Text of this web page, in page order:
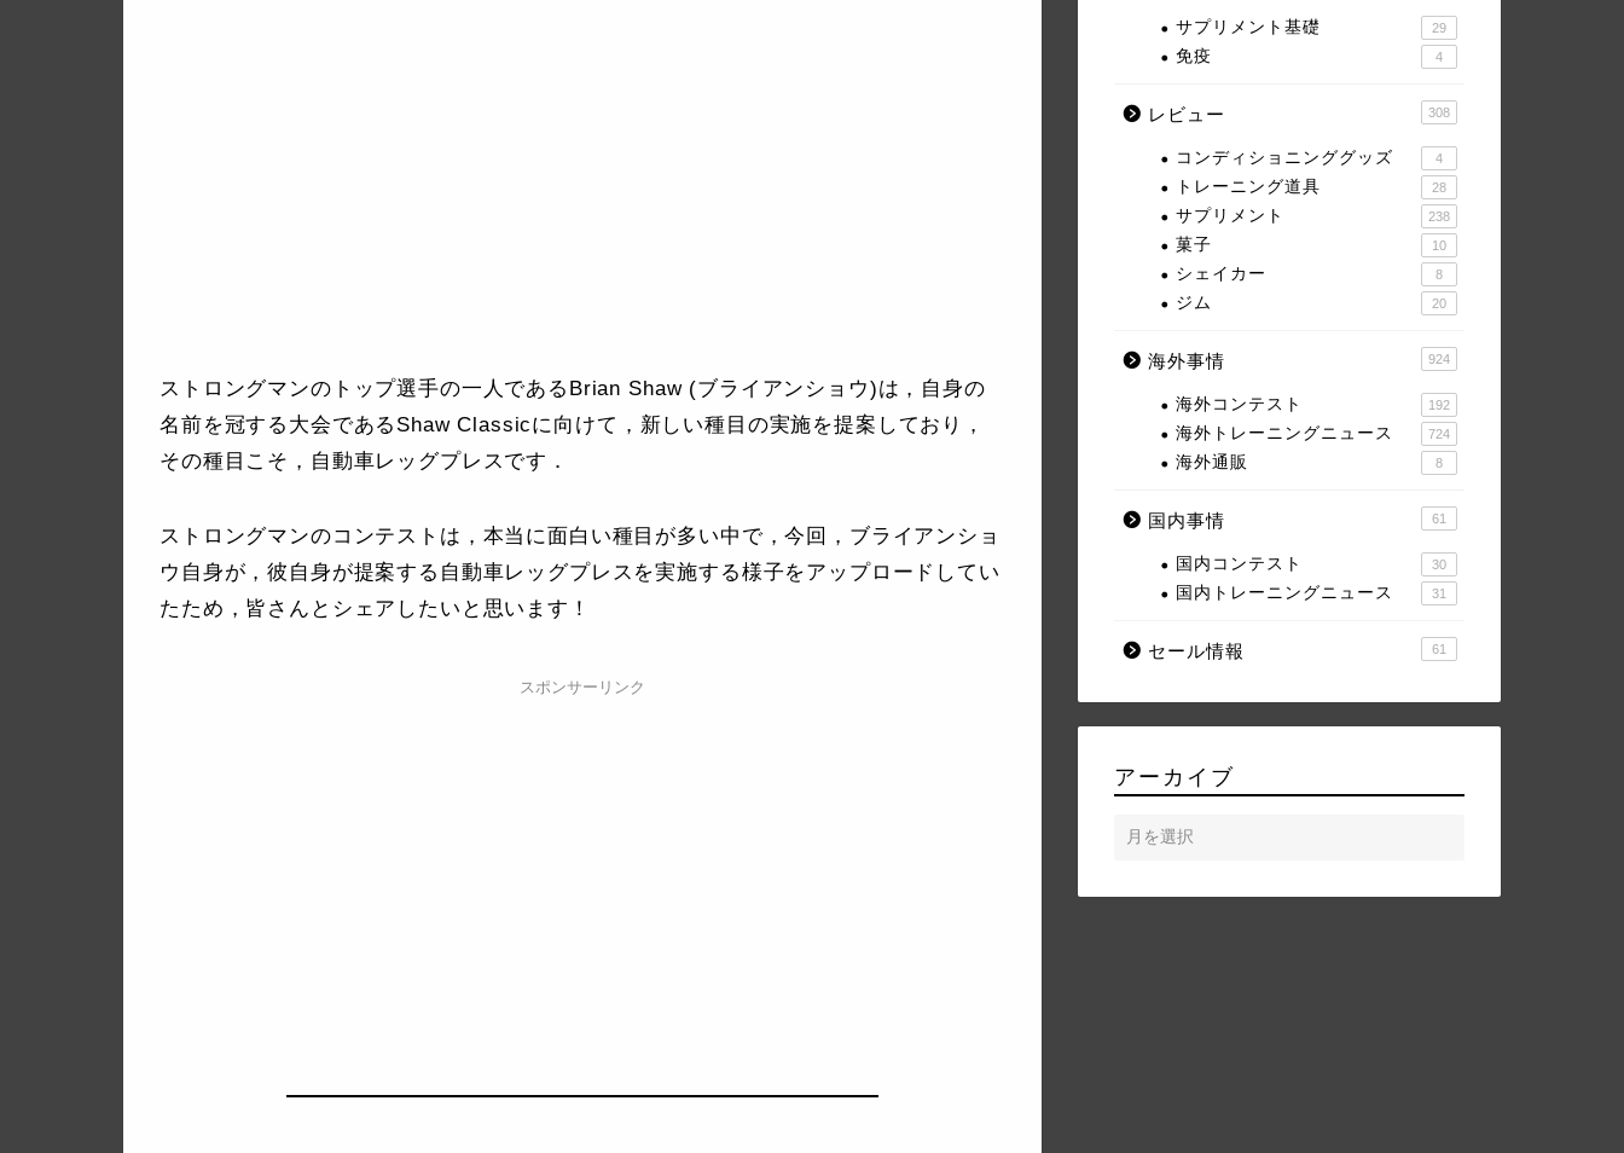
ストロングマンのトップ選手の一人であるBrian Shaw (ブライアンショウ)は，自身の
名前を冠する大会であるShaw Classicに向けて，新しい種目の実施を提案しており，
その種目こそ，自動車レッグプレスです．
ストロングマンのコンテストは，本当に面白い種目が多い中で，今回，ブライアンショ
ウ自身が，彼自身が提案する自動車レッグプレスを実施する様子をアップロードしてい
たため，皆さんとシェアしたいと思います！
スポンサーリンク
サプリメント基礎 29
免疫 4
レビュー 308
コンディショニンググッズ 4
トレーニング道具 28
サプリメント 238
菓子 10
シェイカー 8
ジム 20
海外事情 924
海外コンテスト 192
海外トレーニングニュース 724
海外通販 8
国内事情 61
国内コンテスト 30
国内トレーニングニュース 31
セール情報 61
アーカイブ